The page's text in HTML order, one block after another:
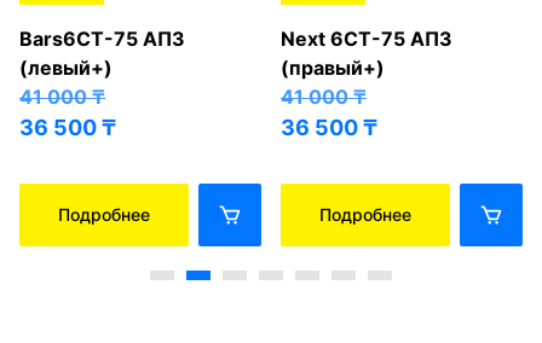
Bars6СТ-75 АПЗ
(левый+)
41 000₸
36 500₸
Подробнее
Next 6СТ-75 АПЗ
(правый+)
41 000₸
36 500₸
Подробнее